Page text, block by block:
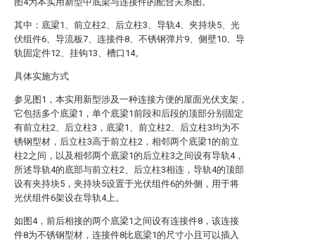
其中：底梁1、前立柱2、后立柱3、导轨4、夹持块5、光
伏组件6、导流板7、连接件8、不锈钢弹片9、侧壁10、导
轨固定件12、挂钩13、槽口14。
具体实施方式
参见图1，本实用新型涉及一种连接方便的屋面光伏支架，
它包括多个底梁1，单个底梁1前段和后段的顶部分别固定
有前立柱2、后立柱3，底梁1、前立柱2、后立柱3均为不
锈钢型材，后立柱3高于前立柱2，相邻两个底梁1的前立
柱2之间，以及相邻两个底梁1的后立柱3之间设有导轨4，
所述导轨4的底部与前立柱2、后立柱3相连，导轨4的顶部
设有夹持块5，夹持块5设置于光伏组件6的外侧，用于将
光伏组件6架设在导轨4上。
如图4，前后相接的两个底梁1之间设有连接件8，该连接
件8为不锈钢型材，连接件8比底梁1的尺寸小且可以插入